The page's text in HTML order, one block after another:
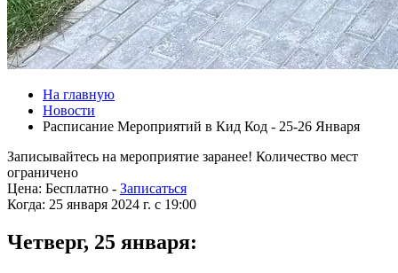
На главную
Новости
Расписание Мероприятий в Кид Код - 25-26 Января
Записывайтесь на мероприятие заранее! Количество мест
ограничено
Цена: Бесплатно - Записаться
Когда: 25 января 2024 г. c 19:00
Четверг, 25 января: